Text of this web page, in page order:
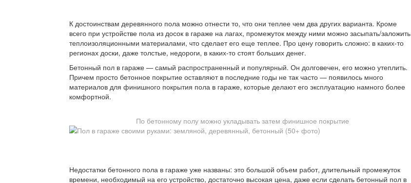
К достоинствам деревянного пола можно отнести то, что они теплее чем два других варианта. Кроме
всего при устройстве пола из досок в гараже на лагах, промежуток между ними можно засыпать/заложить
теплоизоляционными материалами, что сделает его еще теплее. Про цену говорить сложно: в каких-то
регионах доски, даже толстые, недороги, в каких-то стоят больших денег.
Бетонный пол в гараже — самый распространенный и популярный. Он долговечен, его можно утеплить.
Причем просто бетонное покрытие оставляют в последние годы не так часто — появилось много
материалов для финишного покрытия пола в гараже, которые делают его эксплуатацию намного более
комфортной.
По бетонному полу можно укладывать затем финишное покрытие
Недостатки бетонного пола в гараже уже названы: это большой объем работ, длительный промежуток
времени, необходимый на его устройство, достаточно высокая цена, даже если сделать бетонный пол в